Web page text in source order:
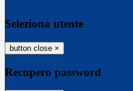
Seleziona utente
button close ×
Recupero password